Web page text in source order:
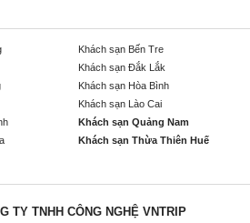
Khách sạn Bến Tre
Khách sạn Đắk Lắk
Khách sạn Hòa Bình
Khách sạn Lào Cai
Khách sạn Quảng Nam
Khách sạn Thừa Thiên Huế
TY TNHH CÔNG NGHỆ VNTRIP